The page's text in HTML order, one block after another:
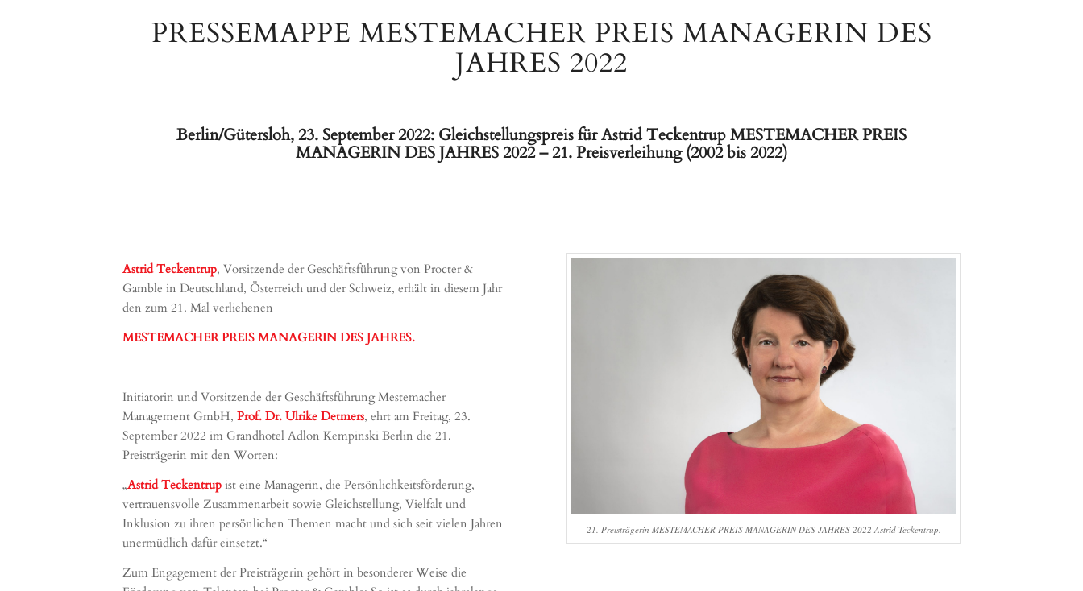
PRESSEMAPPE MESTEMACHER PREIS MANAGERIN DES
JAHRES 2022
Berlin/Gütersloh, 23. September 2022: Gleichstellungspreis für Astrid Teckentrup MESTEMACHER PREIS
MANAGERIN DES JAHRES 2022 – 21. Preisverleihung (2002 bis 2022)
Astrid Teckentrup, Vorsitzende der Geschäftsführung von Procter &
Gamble in Deutschland, Österreich und der Schweiz, erhält in diesem Jahr
den zum 21. Mal verliehenen
MESTEMACHER PREIS MANAGERIN DES JAHRES.
Initiatorin und Vorsitzende der Geschäftsführung Mestemacher
Management GmbH, Prof. Dr. Ulrike Detmers, ehrt am Freitag, 23.
September 2022 im Grandhotel Adlon Kempinski Berlin die 21.
Preisträgerin mit den Worten:
„Astrid Teckentrup ist eine Managerin, die Persönlichkeitsförderung,
vertrauensvolle Zusammenarbeit sowie Gleichstellung, Vielfalt und
Inklusion zu ihren persönlichen Themen macht und sich seit vielen Jahren
unermüdlich dafür einsetzt.“
Zum Engagement der Preisträgerin gehört in besonderer Weise die
21. Preisträgerin MESTEMACHER PREIS MANAGERIN DES JAHRES 2022 Astrid Teckentrup.